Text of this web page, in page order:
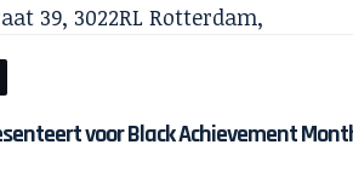
39, 3022RL Rotterdam,
voor Black Achievement